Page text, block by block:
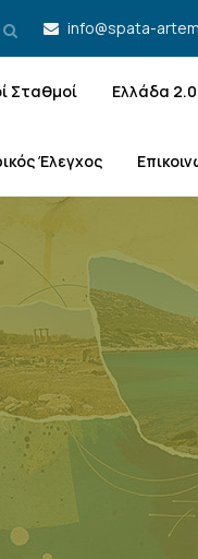
info@spata-
Σταθμοί Ελλάδα 2.0
Έλεγχος